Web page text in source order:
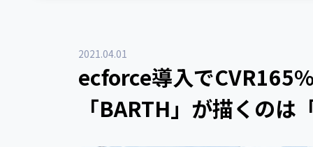
2021.04.01
ecforce導入で
「BARTH」が描くの